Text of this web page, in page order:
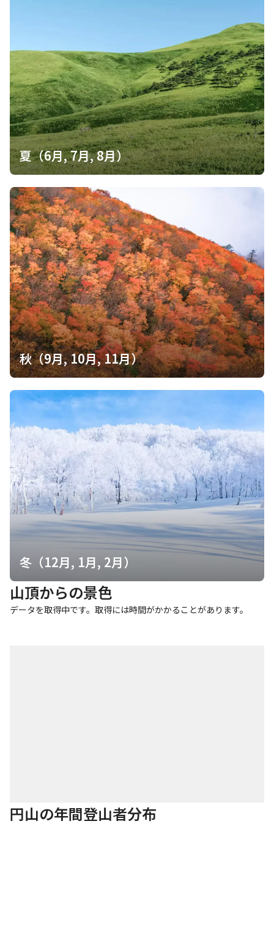
夏（6月, 7月, 8月）
秋（9月, 10月, 11月）
冬（12月, 1月, 2月）
山頂からの景色
データを取得中です。取得には時間がかかることがあります。
円山の年間登山者分布